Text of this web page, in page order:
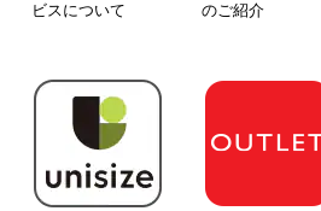
ビスについて
のご紹介